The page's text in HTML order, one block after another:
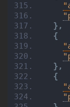
} ,
{
} ,
{